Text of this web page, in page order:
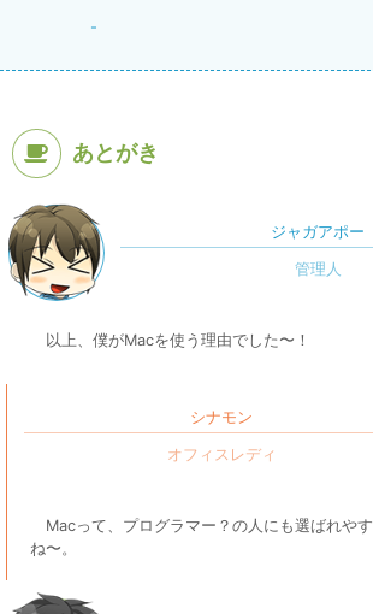
-
あとがき
ジャガアポー
以上、僕がMacを使う理由でした〜！
シナモン
Macって、プログラマー？の人にも選ばれや
ね〜。